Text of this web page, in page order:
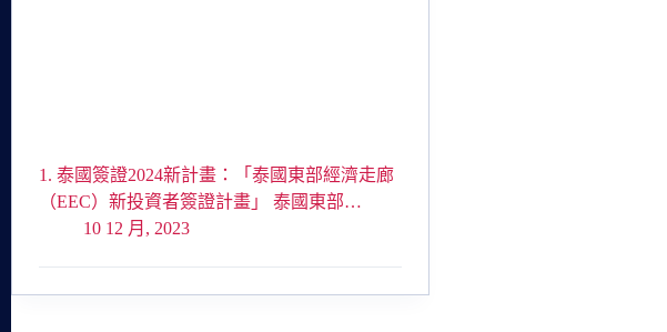
1. 泰國簽證2024新計畫：「泰國東部經濟走廊
（EEC）新投資者簽證計畫」 泰國東部…
10 12 月, 2023